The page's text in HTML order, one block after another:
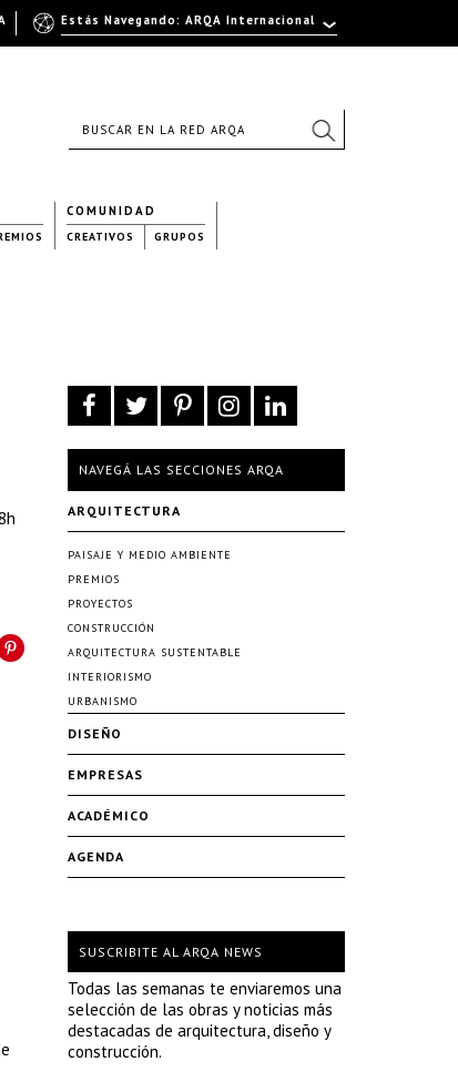
COMUNIDAD
CREATIVOS GRUPOS
NAVEGÁ LAS SECCIONES ARQA
ARQUITECTURA
PAISAJE Y MEDIO AMBIENTE
PREMIOS
PROYECTOS
CONSTRUCCIÓN
ARQUITECTURA SUSTENTABLE
INTERIORISMO
URBANISMO
DISEÑO
EMPRESAS
ACADÉMICO
AGENDA
SUSCRIBITE AL ARQA NEWS
Todas las semanas te enviaremos una
selección de las obras y noticias más
destacadas de arquitectura, diseño y
construcción.
Estás Navegando: ARQA Internacional